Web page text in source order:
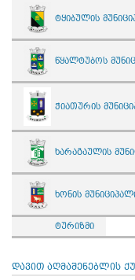
ტყიბულის
წყალტუბოს
ჭიათურის
ხარაგაულის
ხონის
ტურიზმი
დავით აღმაშენებლის